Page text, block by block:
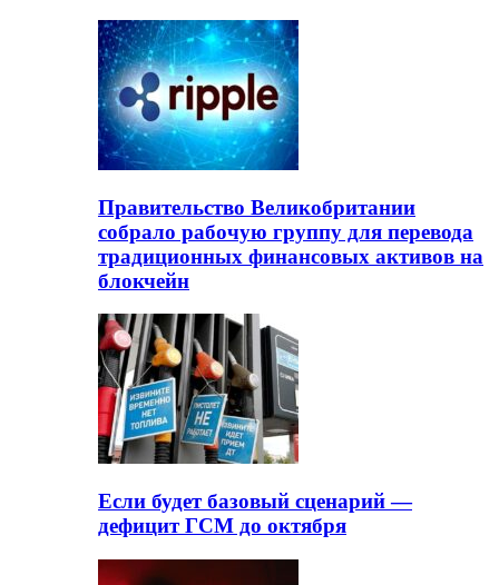
Правительство Великобритании
собрало рабочую группу для перевода
традиционных финансовых активов на
блокчейн
Если будет базовый сценарий —
дефицит ГСМ до октября